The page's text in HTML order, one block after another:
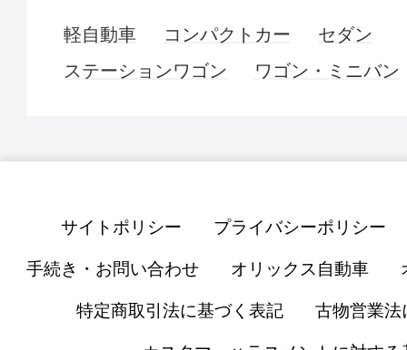
軽自動車 コンパクトカー
セダン
ステーションワゴン
ワゴン・ミニバン
サイトポリシー プライバシーポリシー
手続き・お問い合わせ オリックス自動車
特定商取引法に基づく表記 古物営業法